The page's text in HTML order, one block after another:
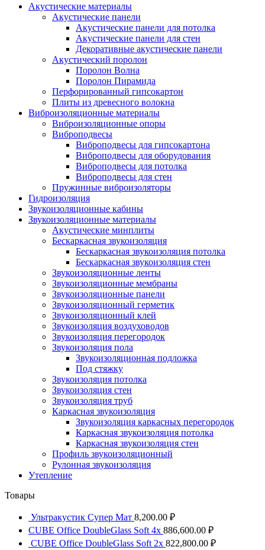
Акустические материалы
Акустические панели
Акустические панели для потолка
Акустические панели для стен
Декоративные акустические панели
Акустический поролон
Поролон Волна
Поролон Пирамида
Перфорированный гипсокартон
Плиты из древесного волокна
Виброизоляционные материалы
Виброизоляционные опоры
Виброподвесы
Виброподвесы для гипсокартона
Виброподвесы для оборудования
Виброподвесы для потолка
Виброподвесы для стен
Пружинные виброизоляторы
Гидроизоляция
Звукоизоляционные кабины
Звукоизоляционные материалы
Акустические минплиты
Бескаркасная звукоизоляция
Бескаркасная звукоизоляция потолка
Бескаркасная звукоизоляция стен
Звукоизоляционные ленты
Звукоизоляционные мембраны
Звукоизоляционные панели
Звукоизоляционный герметик
Звукоизоляционный клей
Звукоизоляция воздуховодов
Звукоизоляция перегородок
Звукоизоляция пола
Звукоизоляционная подложка
Под стяжку
Звукоизоляция потолка
Звукоизоляция стен
Звукоизоляция труб
Каркасная звукоизоляция
Звукоизоляция каркасных перегородок
Каркасная звукоизоляция потолка
Каркасная звукоизоляция стен
Профиль звукоизоляционный
Рулонная звукоизоляция
Утепление
Товары
Ультракустик Супер Мат 8,200.00 ₽
CUBE Office DoubleGlass Soft 4x 886,600.00 ₽
CUBE Office DoubleGlass Soft 2x 822,800.00 ₽